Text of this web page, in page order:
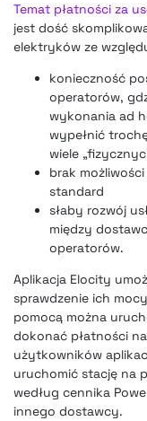
Temat płatności za
jest dość
elektryków ze
konieczność
operatorów,
wykonania ad
wypełnić
wiele
brak
standard
słaby rozwój
między
operatorów.
Aplikacja Elocity
sprawdzenie ich
pomocą można
dokonać płatności
użytkowników
uruchomić stację na
według cennika
innego dostawcy.